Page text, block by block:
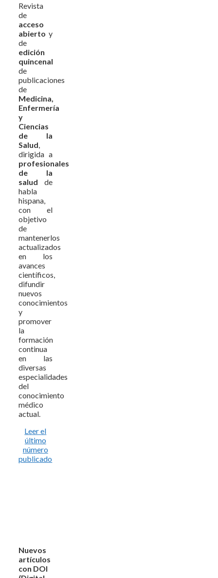
Revista
de
acceso
abierto y
de
edición
quincenal
de
publicaciones
de
Medicina,
Enfermería
y
Ciencias
de la
Salud
dirigida a
profesionales
de la
salud de
habla
hispana,
con el
objetivo
de
mantenerlos
actualizados
en los
avances
científicos,
difundir
nuevos
conocimientos
y
promover
la
formación
continua
en las
diversas
especialidades
del
conocimiento
médico
actual.
Leer el
último
número
publicado
Nuevos
artículos
con DOI